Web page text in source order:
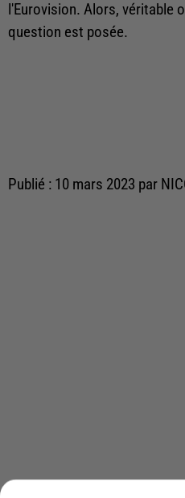
l'Eurovision. Alors, véritable
question est posée.
Publié : 10 mars 2023 par